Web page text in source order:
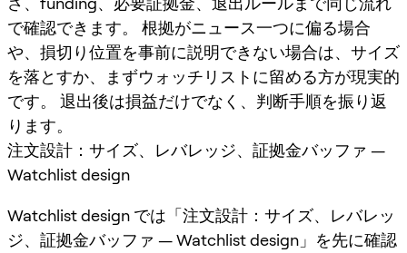
で確認できます。 根拠がニュース一つに偏る場合
や、損切り位置を事前に説明できない場合は、サイズ
を落とすか、まずウォッチリストに留める方が現実的
です。 退出後は損益だけでなく、判断手順を振り返
ります。
注文設計：サイズ、レバレッジ、証拠金バッファ —
Watchlist design
Watchlist design では「注文設計：サイズ、レバレッ
ジ、証拠金バッファ — Watchlist design」を先に確認